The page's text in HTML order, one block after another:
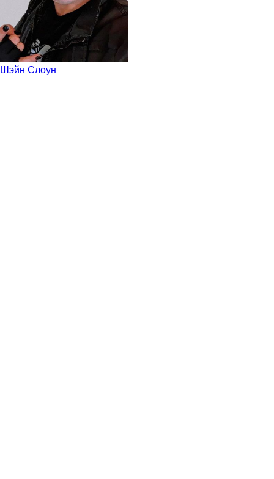
Шэйн Слоун